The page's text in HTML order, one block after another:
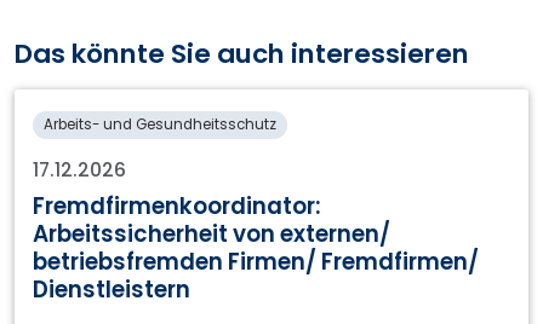
Das könnte Sie auch interessieren
Arbeits- und Gesundheitsschutz
17.12.2026
Fremdfirmenkoordinator:
Arbeitssicherheit von externen/
betriebsfremden Firmen/ Fremdfirmen/
Dienstleistern